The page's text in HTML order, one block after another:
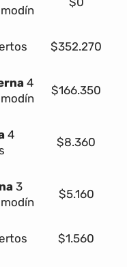
$352.270
4
$166.350
4
$8.360
3
$5.160
$1.560